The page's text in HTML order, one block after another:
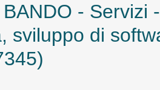
- Servizi
sviluppo di